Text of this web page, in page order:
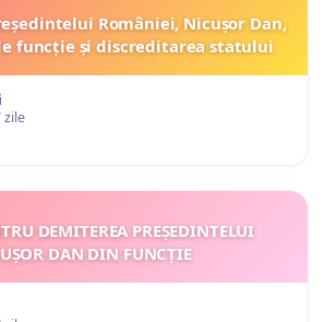
României, Nicușor Dan,
funcție și discreditarea statului
zile
DEMITEREA PREȘEDINTELUI
DAN DIN FUNCȚIE